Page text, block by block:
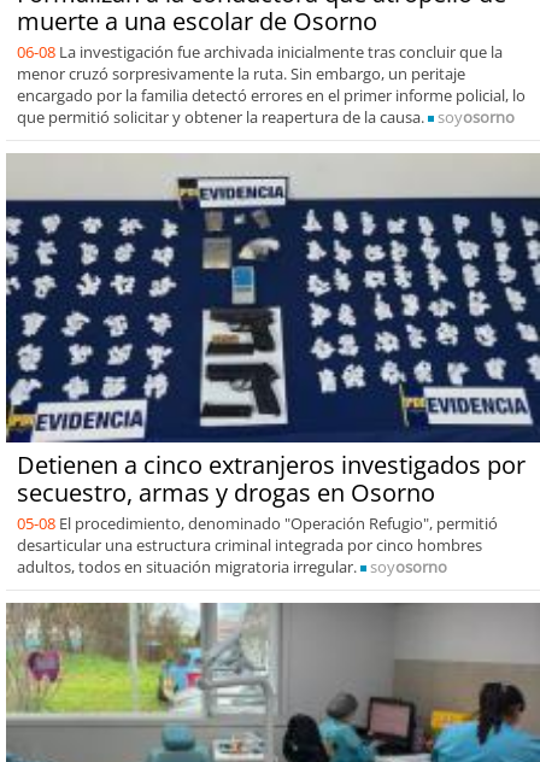
muerte a una escolar de Osorno
06-08 La investigación fue archivada inicialmente tras concluir que la
menor cruzó sorpresivamente la ruta. Sin embargo, un peritaje
encargado por la familia detectó errores en el primer informe policial, lo
que permitió solicitar y obtener la reapertura de la causa.
soyosorno
Detienen a cinco extranjeros investigados por
secuestro, armas y drogas en Osorno
05-08 El procedimiento, denominado "Operación Refugio", permitió
desarticular una estructura criminal integrada por cinco hombres
adultos, todos en situación migratoria irregular.
soyosorno